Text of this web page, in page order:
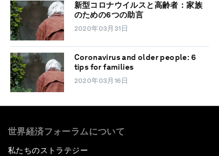
新型コロナウイルスと高齢者：家族
のための6つの助言
2020年03月31日
Coronavirus and older people: 6
tips for families
2020年03月16日
世界経済フォーラムについて
私たちのストラテジー